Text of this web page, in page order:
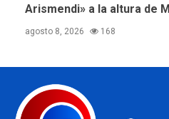
Arismendi» a la altura de
agosto 8, 2026 168